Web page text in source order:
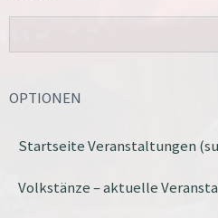
OPTIONEN
Startseite Veranstaltungen
Volkstänze – aktuelle